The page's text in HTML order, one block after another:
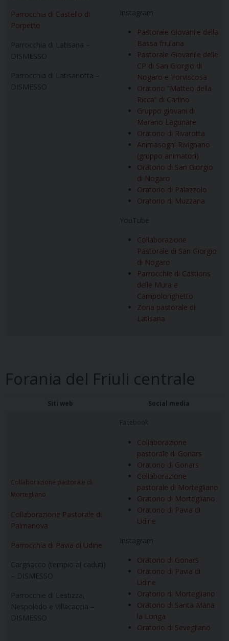
Parrocchia di Castello di
Porpetto
Parrocchia di Latisana –
DISMESSO
Parrocchia di Latisanotta –
DISMESSO
Instagram
Pastorale Giovanile della
Bassa friulana
Pastorale Giovanile delle
CP di San Giorgio di
Nogaro e Torviscosa
Oratorio “Matteo della
Ricca” di Carlino
Gruppo giovani di
Marano Lagunare
Oratorio di Rivarotta
Animasogni Rivignano
(gruppo animatori)
Oratorio di San Giorgio
di Nogaro
Oratorio di Palazzolo
Oratorio di Muzzana
YouTube
Collaborazione
Pastorale di San Giorgio
di Nogaro
Parrocchie di Castions
delle Mura e
Campolonghetto
Zona pastorale di
Latisana
Forania del Friuli centrale
Siti web Social media
Collaborazione pastorale di
Mortegliano
Collaborazione Pastorale di
Palmanova
Parrocchia di Pavia di Udine
Cargnacco (tempio ai caduti)
– DISMESSO
Parrocchie di Lestizza,
Nespoledo e Villacaccia –
DISMESSO
Facebook
Collaborazione
pastorale di Gonars
Oratorio di Gonars
Collaborazione
pastorale di Mortegliano
Oratorio di Mortegliano
Oratorio di Pavia di
Udine
Instagram
Oratorio di Gonars
Oratorio di Pavia di
Udine
Oratorio di Mortegliano
Oratorio di Santa Maria
la Longa
Oratorio di Sevegliano